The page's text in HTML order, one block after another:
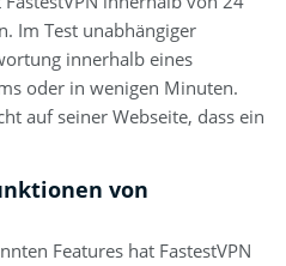
Im Test unabhängiger
innerhalb eines
oder in wenigen Minuten.
auf seiner Webseite, dass ein
von
Features hat FastestVPN